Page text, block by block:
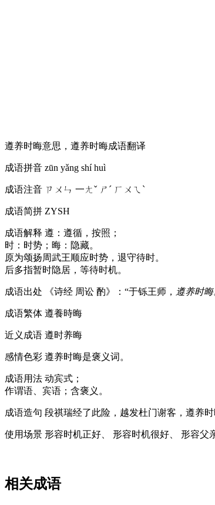
遵养时晦意思，遵养时晦成语翻译
成语拼音 zūn yǎng shí huì
成语注音 ㄗㄨㄣ 一ㄤˇ ㄕˊ ㄏㄨㄟˋ
成语简拼 ZYSH
成语解释 遵：遵循，按照；
时：时势；晦：隐藏。
原为颂扬周武王顺应时势，退守待时。
后多指暂时隐居，等待时机。
成语出处 《诗经 周讼 酌》：“于铄王师， 遵养时晦
成语繁体 遵養時晦
近义成语 遵时养晦
感情色彩 遵养时晦是褒义词。
成语用法 动宾式；
作谓语、宾语；含褒义。
成语造句 段祺瑞经了此险，越发杜门谢客，遵养
使用场景 形容时机正好、 形容时机很好、 形容父
相关成语